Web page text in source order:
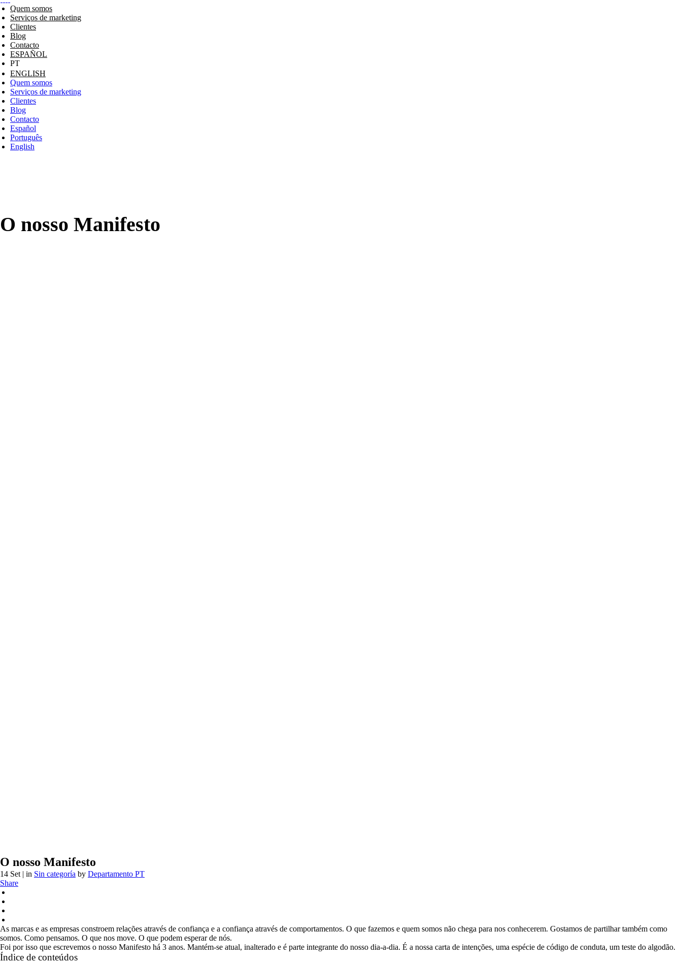
Quem somos
Serviços de marketing
Clientes
Blog
Contacto
ESPAÑOL
ENGLISH
Quem somos
Serviços de marketing
Clientes
Blog
Contacto
Español
Português
English
O nosso Manifesto
O nosso Manifesto
14 Set | in Sin categoría by Departamento PT
Share
As marcas e as empresas constroem relações através de confiança e a confiança através de comportamentos. O que fazemos e quem somos não chega para nos conhecerem. Gostamos de partilhar também como
somos. Como pensamos. O que nos move. O que podem esperar de nós.
Foi por isso que escrevemos o nosso Manifesto há 3 anos. Mantém-se atual, inalterado e é parte integrante do nosso dia-a-dia. É a nossa carta de intenções, uma espécie de código de conduta, um teste do algodão.
Índice de conteúdos